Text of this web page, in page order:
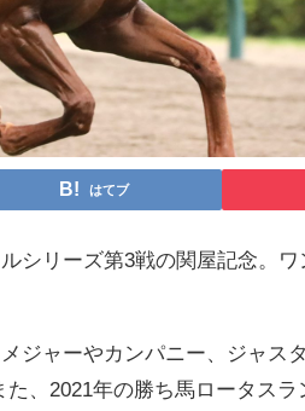
はてブ
シリーズ第3戦の関屋記念。
ジャーやカンパニー、ジャス
、2021年の勝ち馬ロータス